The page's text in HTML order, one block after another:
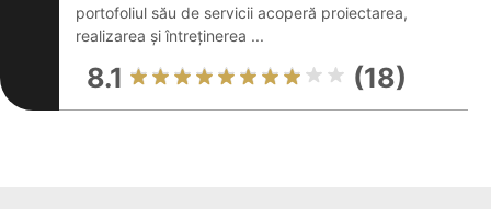
portofoliul său de servicii acoperă proiectarea,
realizarea și întreținerea ...
8.1 (18)